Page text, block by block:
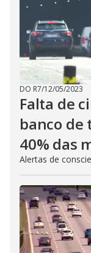
DO R7/12/05/2023
Falta de
banco de
40% das
Alertas de